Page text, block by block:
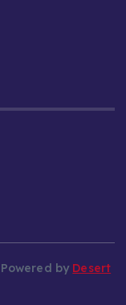
byDesert